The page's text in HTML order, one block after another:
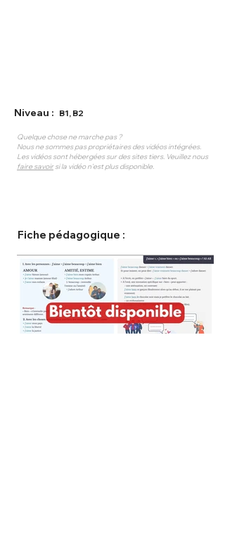
Niveau : B1, B2
Quelque chose ne marche pas ?
Nous ne sommes pas propriétaires des vidéos intégrées.
Les vidéos sont hébergées sur des sites tiers. Veuillez nous
faire savoirsi la vidéo n'est plus disponible.
Fiche pédagogique :